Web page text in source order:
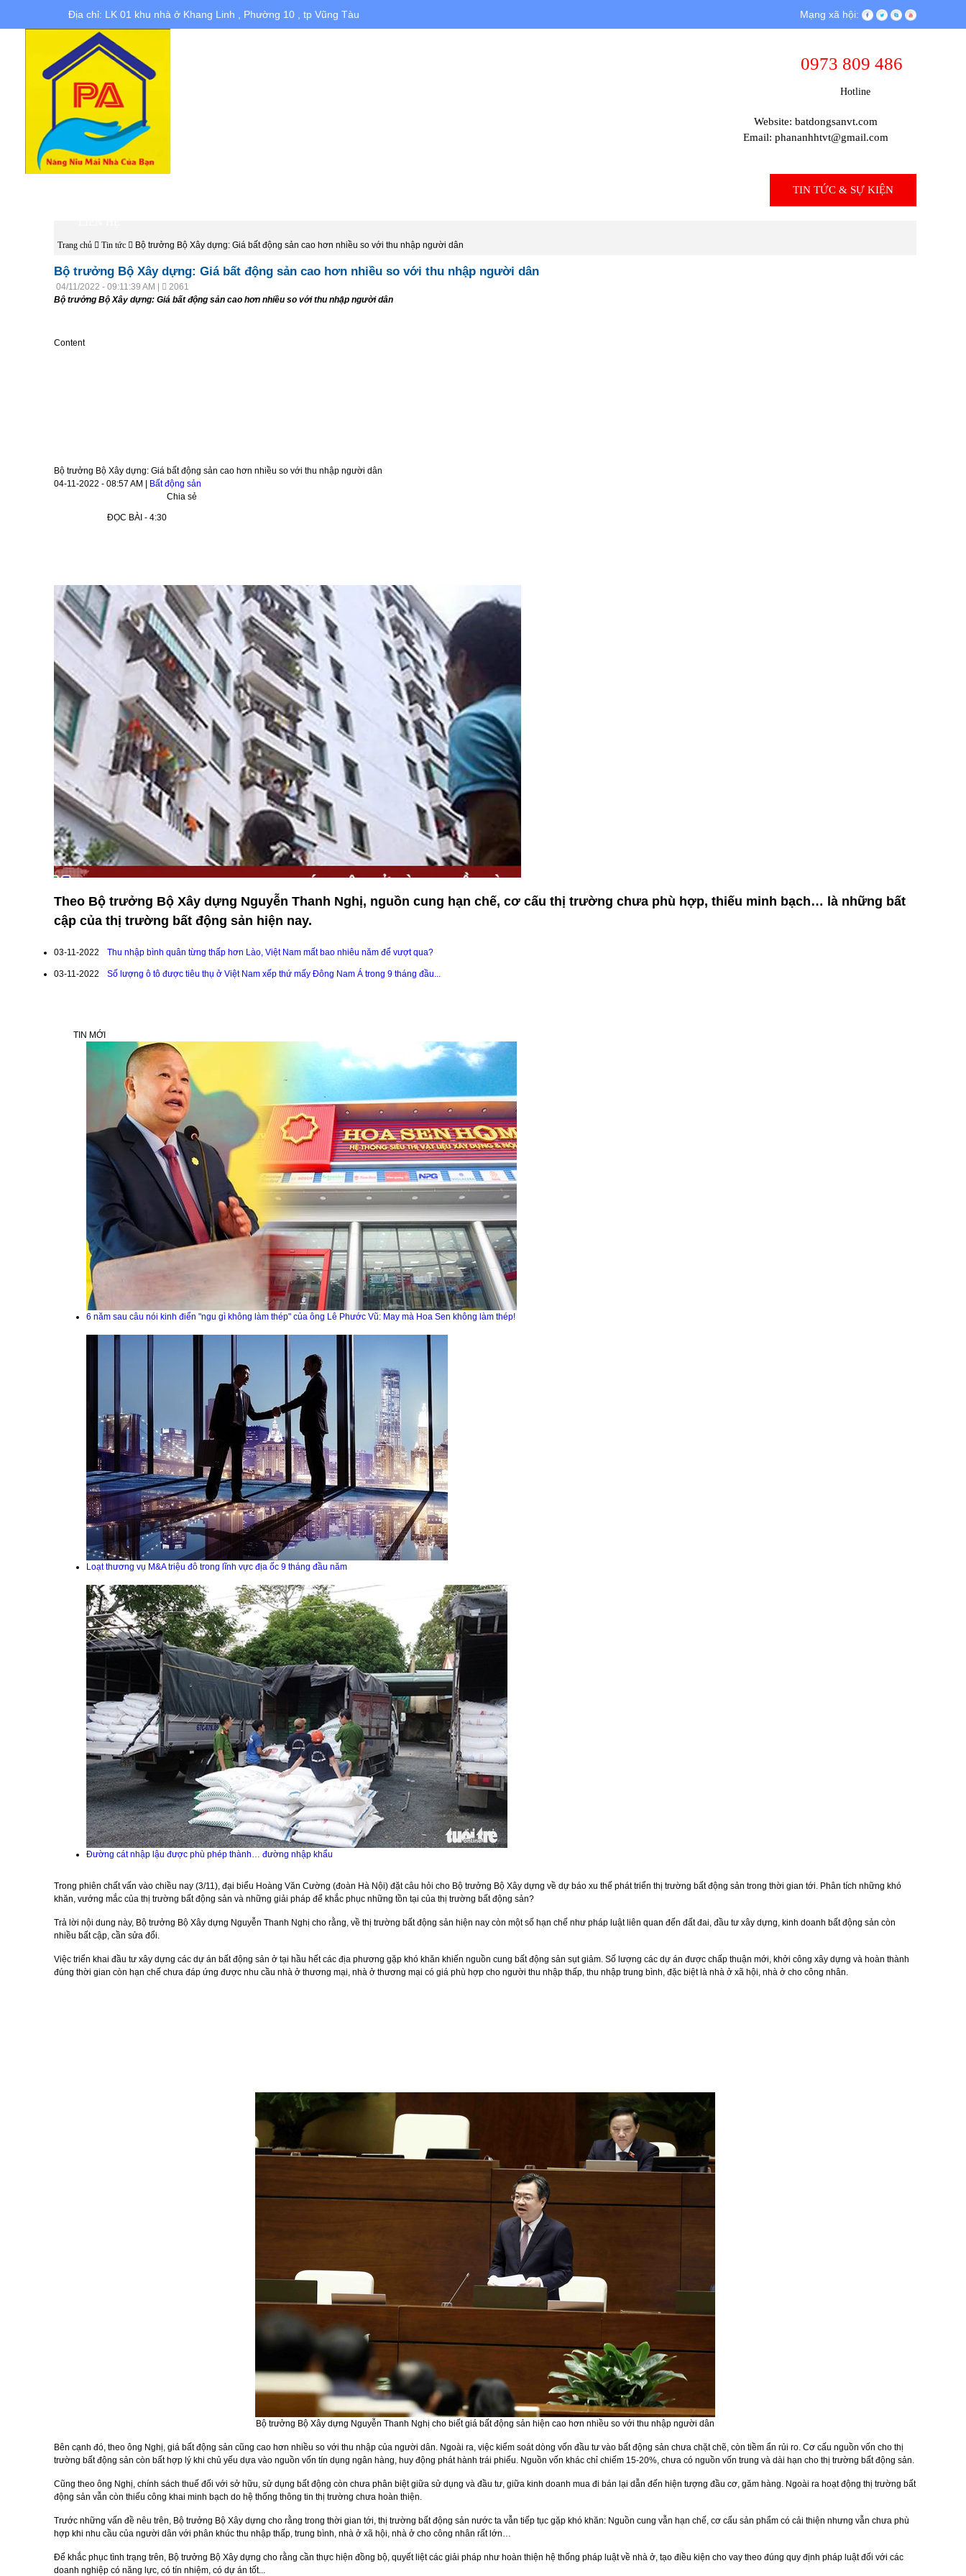
Địa chỉ: LK 01 khu nhà ở Khang Linh , Phường 10 , tp Vũng Tàu Mạng xã hội:
0973 809 486
Hotline
Website: batdongsanvt.com
Email: phananhhtvt@gmail.com
TIN TỨC & SỰ KIỆN
Trang chủ Tin tức Bộ trưởng Bộ Xây dựng: Giá bất động sản cao hơn nhiều so với thu nhập người dân
Bộ trưởng Bộ Xây dựng: Giá bất động sản cao hơn nhiều so với thu nhập người dân
04/11/2022 - 09:11:39 AM |
2061
Bộ trưởng Bộ Xây dựng: Giá bất động sản cao hơn nhiều so với thu nhập người dân
Content
Bộ trưởng Bộ Xây dựng: Giá bất động sản cao hơn nhiều so với thu nhập người dân
04-11-2022 - 08:57 AM
Bất động sản
Chia sẻ
ĐỌC BÀI - 4:30
Theo Bộ trưởng Bộ Xây dựng Nguyễn Thanh Nghị, nguồn cung hạn chế, cơ cấu thị trường chưa phù hợp, thiếu minh bạch… là những bất
cập của thị trường bất động sản hiện nay.
03-11-2022 Thu nhập bình quân từng thấp hơn Lào, Việt Nam mất bao nhiêu năm để vượt qua?
03-11-2022 Số lượng ô tô được tiêu thụ ở Việt Nam xếp thứ mấy Đông Nam Á trong 9 tháng đầu...
TIN MỚI
6 năm sau câu nói kinh điển "ngu gì không làm thép" của ông Lê Phước Vũ: May mà Hoa Sen không làm thép!
Loạt thương vụ M&A triệu đô trong lĩnh vực địa ốc 9 tháng đầu năm
Đường cát nhập lậu được phù phép thành… đường nhập khẩu
Trong phiên chất vấn vào chiều nay (3/11), đại biểu Hoàng Văn Cường (đoàn Hà Nội) đặt câu hỏi cho Bộ trưởng Bộ Xây dựng về dự báo xu thế phát triển thị trường bất động sản trong thời gian tới. Phân tích những khó
khăn, vướng mắc của thị trường bất động sản và những giải pháp để khắc phục những tồn tại của thị trường bất động sản?
Trả lời nội dung này, Bộ trưởng Bộ Xây dựng Nguyễn Thanh Nghị cho rằng, về thị trường bất động sản hiện nay còn một số hạn chế như pháp luật liên quan đến đất đai, đầu tư xây dựng, kinh doanh bất động sản còn
nhiều bất cập, cần sửa đổi.
Việc triển khai đầu tư xây dựng các dự án bất động sản ở tại hầu hết các địa phương gặp khó khăn khiến nguồn cung bất động sản sụt giảm. Số lượng các dự án được chấp thuận mới, khởi công xây dựng và hoàn thành
đúng thời gian còn hạn chế chưa đáp ứng được nhu cầu nhà ở thương mại, nhà ở thương mại có giá phù hợp cho người thu nhập thấp, thu nhập trung bình, đặc biệt là nhà ở xã hội, nhà ở cho công nhân.
Bộ trưởng Bộ Xây dựng Nguyễn Thanh Nghị cho biết giá bất động sản hiện cao hơn nhiều so với thu nhập người dân
Bên cạnh đó, theo ông Nghị, giá bất động sản cũng cao hơn nhiều so với thu nhập của người dân. Ngoài ra, việc kiểm soát dòng vốn đầu tư vào bất động sản chưa chặt chẽ, còn tiềm ẩn rủi ro. Cơ cấu nguồn vốn cho thị
trường bất động sản còn bất hợp lý khi chủ yếu dựa vào nguồn vốn tín dụng ngân hàng, huy động phát hành trái phiếu. Nguồn vốn khác chỉ chiếm 15-20%, chưa có nguồn vốn trung và dài hạn cho thị trường bất động sản.
Cũng theo ông Nghị, chính sách thuế đối với sở hữu, sử dụng bất động còn chưa phân biệt giữa sử dụng và đầu tư, giữa kinh doanh mua đi bán lại dẫn đến hiện tượng đầu cơ, găm hàng. Ngoài ra hoạt động thị trường bất
động sản vẫn còn thiếu công khai minh bạch do hệ thống thông tin thị trường chưa hoàn thiện.
Trước những vấn đề nêu trên, Bộ trưởng Bộ Xây dựng cho rằng trong thời gian tới, thị trường bất động sản nước ta vẫn tiếp tục gặp khó khăn: Nguồn cung vẫn hạn chế, cơ cấu sản phẩm có cải thiện nhưng vẫn chưa phù
hợp khi nhu cầu của người dân với phân khúc thu nhập thấp, trung bình, nhà ở xã hội, nhà ở cho công nhân rất lớn…
Để khắc phục tình trạng trên, Bộ trưởng Bộ Xây dựng cho rằng cần thực hiện đồng bộ, quyết liệt các giải pháp như hoàn thiện hệ thống pháp luật về nhà ở, tạo điều kiện cho vay theo đúng quy định pháp luật đối với các
doanh nghiệp có năng lực, có tín nhiệm, có dự án tốt...